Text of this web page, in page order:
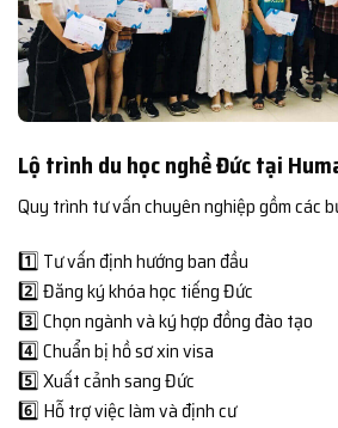
Lộ trình du học nghề Đức tại
Quy trình tư vấn chuyên nghiệp gồm các
1️⃣ Tư vấn định hướng ban đầu
2️⃣ Đăng ký khóa học tiếng Đức
3️⃣ Chọn ngành và ký hợp đồng đào tạo
4️⃣ Chuẩn bị hồ sơ xin visa
5️⃣ Xuất cảnh sang Đức
6️⃣ Hỗ trợ việc làm và định cư